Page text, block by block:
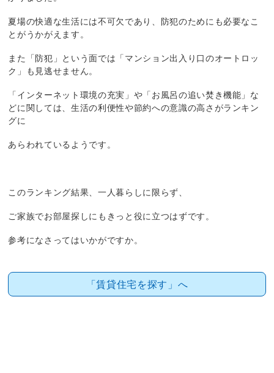
夏場の快適な生活には不可欠であり、防犯のためにも必要なこ
とがうかがえます。
また「防犯」という面では「マンション出入り口のオートロッ
ク」も見逃せません。
「インターネット環境の充実」や「お風呂の追い焚き機能」な
どに関しては、生活の利便性や節約への意識の高さがランキン
グに
あらわれているようです。
このランキング結果、一人暮らしに限らず、
ご家族でお部屋探しにもきっと役に立つはずです。
参考になさってはいかがですか。
「賃貸住宅を探す」へ